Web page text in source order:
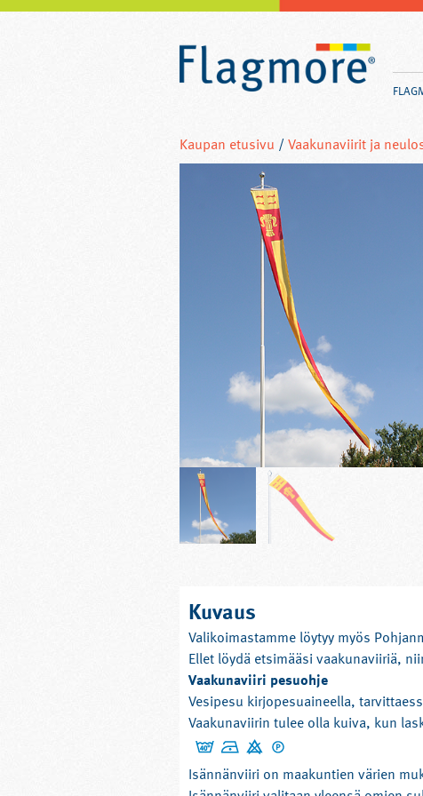
Kaupan etusivu / Vaakunaviirit ja
Kuvaus
Valikoimastamme löytyy myös
Ellet löydä etsimääsi vaakunaviiriä,
Vaakunaviiri pesuohje
Vesipesu kirjopesuaineella,
Vaakunaviirin tulee olla kuiva, kun
Isännänviiri on maakuntien värien